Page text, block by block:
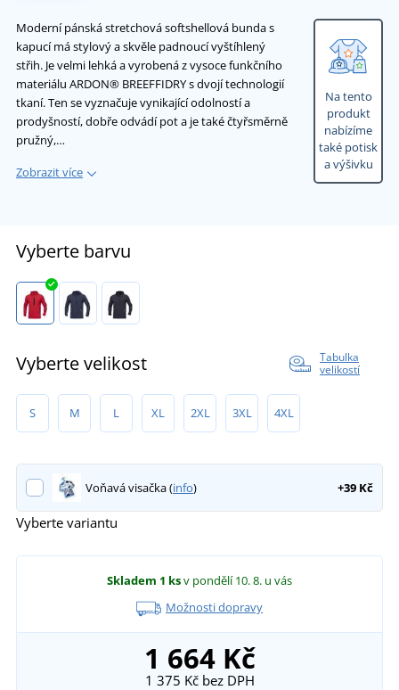
Moderní pánská stretchová softshellová bunda s
kapucí má stylový a skvěle padnoucí vyštíhlený
střih. Je velmi lehká a vyrobená z vysoce funkčního
materiálu ARDON® BREEFFIDRY s dvojí technologií
tkaní. Ten se vyznačuje vynikající odolností a
prodyšností, dobře odvádí pot a je také čtyřsměrně
pružný,…
Zobrazit více
Na tento
produkt
nabízíme
také potisk
a výšivku
Vyberte barvu
Vyberte velikost
Tabulka
velikostí
S M L XL 2XL 3XL 4XL
Voňavá visačka (info) +39 Kč
Vyberte variantu
Skladem 1 ksv pondělí 10. 8. u vás
Možnosti dopravy
1 664 Kč
1 375 Kčbez DPH